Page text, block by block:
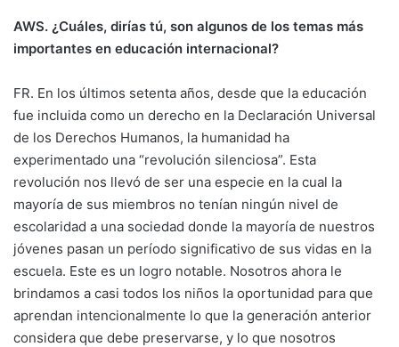
AWS. ¿Cuáles, dirías tú, son algunos de los temas más
importantes en educación internacional?
FR. En los últimos setenta años, desde que la educación
fue incluida como un derecho en la Declaración Universal
de los Derechos Humanos, la humanidad ha
experimentado una “revolución silenciosa”. Esta
revolución nos llevó de ser una especie en la cual la
mayoría de sus miembros no tenían ningún nivel de
escolaridad a una sociedad donde la mayoría de nuestros
jóvenes pasan un período significativo de sus vidas en la
escuela. Este es un logro notable. Nosotros ahora le
brindamos a casi todos los niños la oportunidad para que
aprendan intencionalmente lo que la generación anterior
considera que debe preservarse, y lo que nosotros